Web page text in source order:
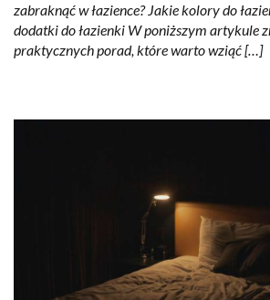
zabraknąć w łazience? Jakie kolory do
dodatki do łazienki W poniższym artykule
praktycznych porad, które warto wziąć […]